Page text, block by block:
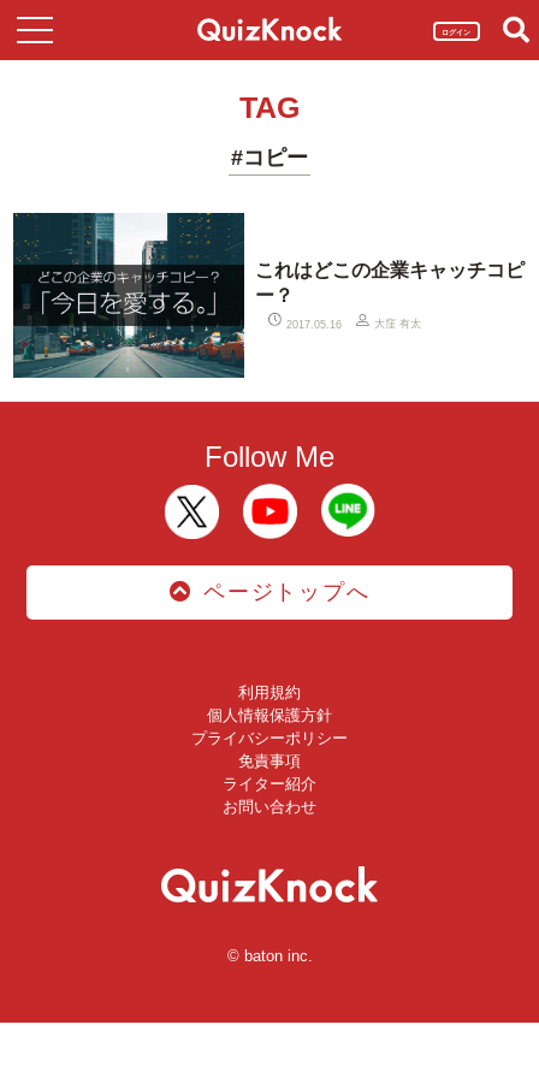
ログイン
TAG
#コピー
これはどこの企業キャッチコピ
ー？
2017.05.16 大窪 有太
Follow Me
ページトップへ
利用規約
個人情報保護方針
プライバシーポリシー
免責事項
ライター紹介
お問い合わせ
© baton inc.